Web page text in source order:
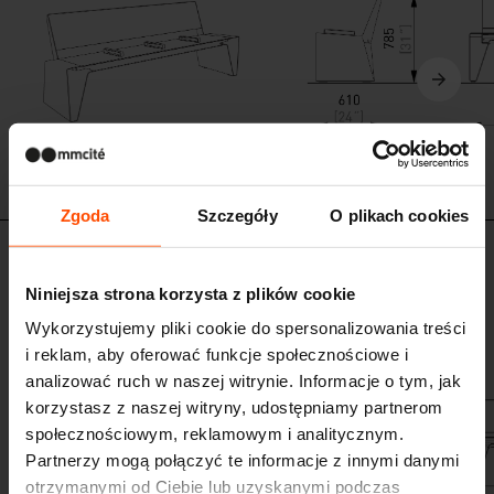
Zgoda Szczegóły O plikach cookies
Niniejsza strona korzysta z plików cookie
Wykorzystujemy pliki cookie do spersonalizowania treści
i reklam, aby oferować funkcje społecznościowe i
analizować ruch w naszej witrynie. Informacje o tym, jak
korzystasz z naszej witryny, udostępniamy partnerom
społecznościowym, reklamowym i analitycznym.
Partnerzy mogą połączyć te informacje z innymi danymi
otrzymanymi od Ciebie lub uzyskanymi podczas
Ławka parkowa z podłokietnikami
stalowe podłokietniki, nierdzewne elementy dzielące